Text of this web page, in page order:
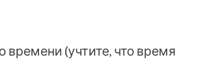
(учтите, что время